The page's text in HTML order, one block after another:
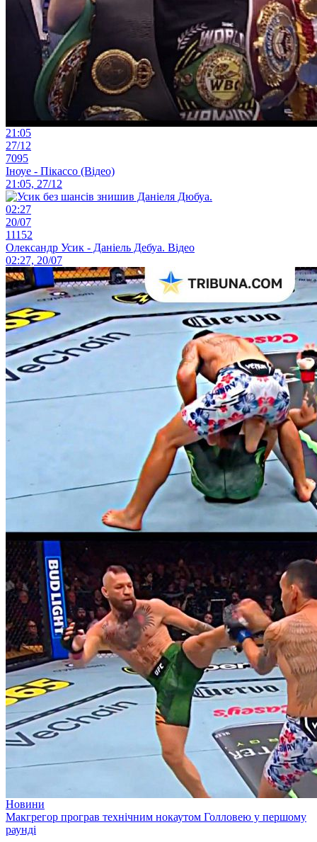
21:05
27/12
7095
Іноуе - Пікассо (Відео)
21:05, 27/12
02:27
20/07
11152
Олександр Усик - Даніель Дебуа. Відео
02:27, 20/07
Новини
Макгрегор програв технічним нокаутом Голловею у першому
раунді